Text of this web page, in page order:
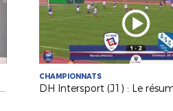
Formation BEF : Rencontre avec Charlène Karsenti, joueuse et éducatrice au Mans FC
CHAMPIONNATS